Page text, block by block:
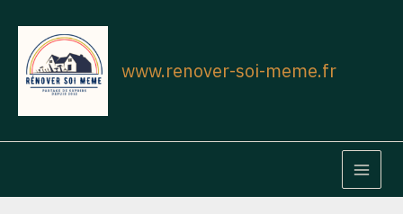
contenu
www.renover-soi-meme.fr
MAIN